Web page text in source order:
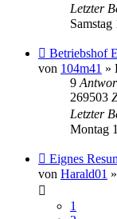
Letzter
Betriebshof
von 104m41 »
9
269503
Letzter
Montag
Eignes
von Harald01
1